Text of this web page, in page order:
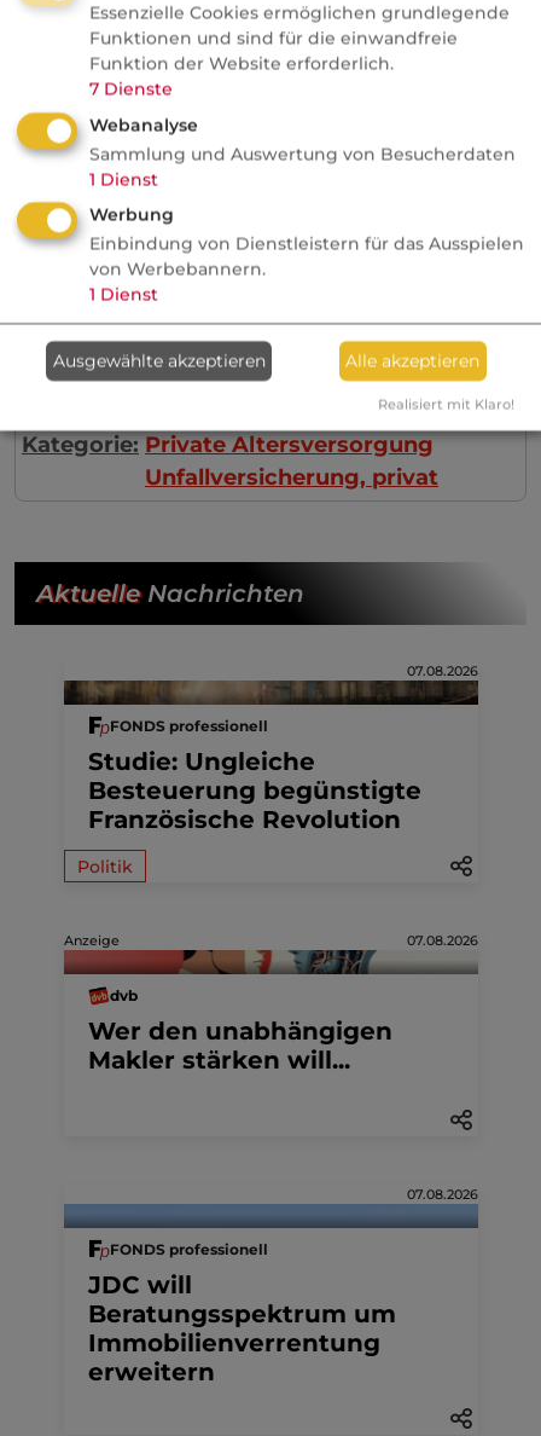
Lebensversicherung: Bei Versterben durch
innere Unruhen bleibt die volle
Leistungspflicht des Lebensversicherers
bestehen (z.B. § 4 Abs. 1 Kapital-Lebens-VB
2000).
Extended Coverage: Hier können
Sachschäden durch innere Unruhen
mitversichert werden (§ 1 Abs. 1a ECB 99).
Kategorie: Private Altersversorgung
Unfallversicherung, privat
AktuelleNachrichten
07.08.2026
FONDS professionell
Studie: Ungleiche
Besteuerung begünstigte
Französische Revolution
Politik
Anzeige 07.08.2026
dvb
Wer den unabhängigen
Makler stärken will...
07.08.2026
FONDS professionell
JDC will
Beratungsspektrum um
Immobilienverrentung
erweitern
Essenzielle Cookies ermöglichen grundlegende
Funktionen und sind für die einwandfreie
Funktion der Website erforderlich.
7 Dienste
Webanalyse
Sammlung und Auswertung von Besucherdaten
1 Dienst
Werbung
Einbindung von Dienstleistern für das Ausspielen
von Werbebannern.
1 Dienst
Ausgewählte akzeptieren Alle akzeptieren
Realisiert mit Klaro!